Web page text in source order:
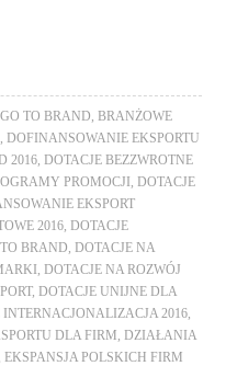
TO BRAND
BRANŻOWE
DOFINANSOWANIE EKSPORTU
2016
DOTACJE BEZZWROTNE
PROMOCJI
DOTACJE
EKSPORT
2016
DOTACJE
TO BRAND
DOTACJE NA
DOTACJE NA ROZWÓJ
,
DOTACJE UNIJNE DLA
INTERNACJONALIZACJA 2016
DLA FIRM
DZIAŁANIA
EKSPANSJA POLSKICH FIRM